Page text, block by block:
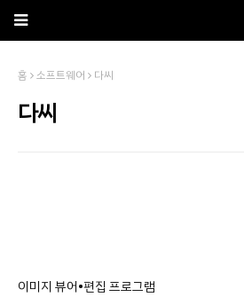
홈 소프트웨어 다씨
다씨
이미지 뷰어•편집 프로그램